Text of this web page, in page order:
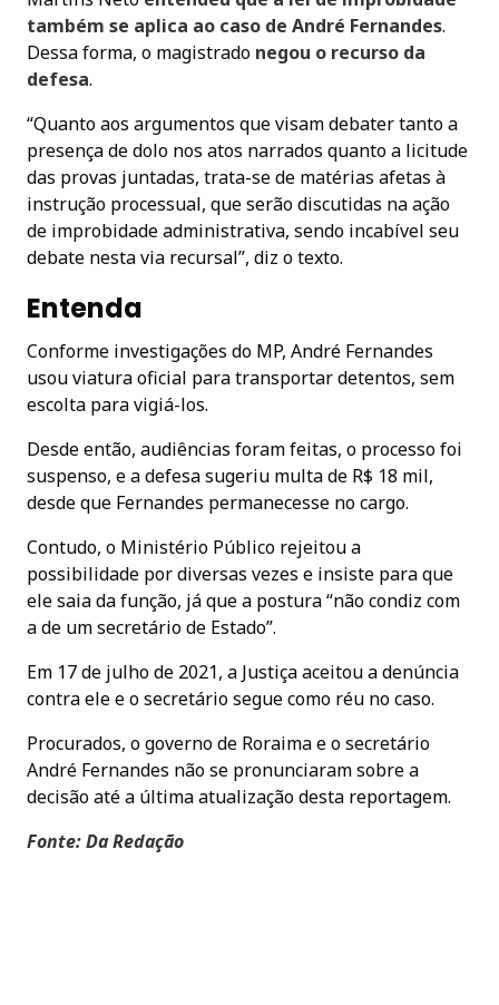
também se aplica ao caso de André Fernandes.
Dessa forma, o magistrado negou o recurso da
defesa.
“Quanto aos argumentos que visam debater tanto a
presença de dolo nos atos narrados quanto a licitude
das provas juntadas, trata-se de matérias afetas à
instrução processual, que serão discutidas na ação
de improbidade administrativa, sendo incabível seu
debate nesta via recursal”, diz o texto.
Entenda
Conforme investigações do MP, André Fernandes
usou viatura oficial para transportar detentos, sem
escolta para vigiá-los.
Desde então, audiências foram feitas, o processo foi
suspenso, e a defesa sugeriu multa de R$ 18 mil,
desde que Fernandes permanecesse no cargo.
Contudo, o Ministério Público rejeitou a
possibilidade por diversas vezes e insiste para que
ele saia da função, já que a postura “não condiz com
a de um secretário de Estado”.
Em 17 de julho de 2021, a Justiça aceitou a denúncia
contra ele e o secretário segue como réu no caso.
Procurados, o governo de Roraima e o secretário
André Fernandes não se pronunciaram sobre a
decisão até a última atualização desta reportagem.
Fonte: Da Redação